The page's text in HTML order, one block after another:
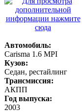
Автомобиль:
Carisma 1.6 MPI
Кузов:
Седан, рестайлинг
Трансмиссия:
АКПП
Год выпуска:
2003